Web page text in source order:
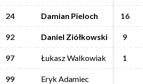
24 Damian Pieloch 16
92 Daniel Ziółkowski 9
97 Łukasz Walkowiak 1
99 Eryk Adamiec
24 Damian Pieloch 16
92 Daniel Ziółkowski 9
97 Łukasz Walkowiak 1
99 Eryk Adamiec